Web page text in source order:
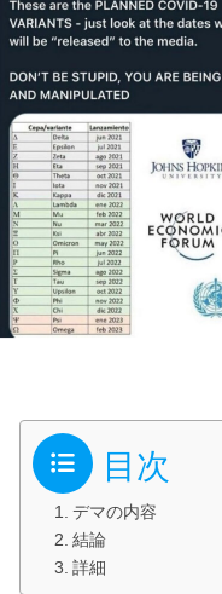
目次
デマの内容
結論
詳細